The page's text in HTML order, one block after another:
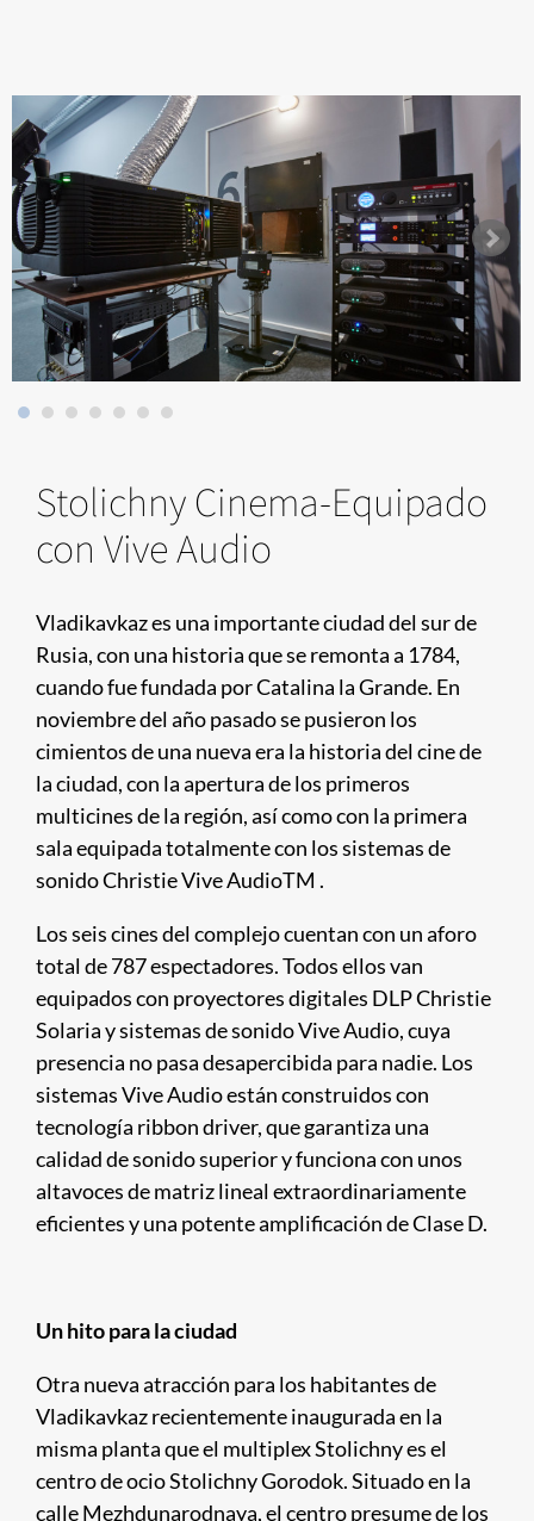
Stolichny Cinema-Equipado
con Vive Audio
​Vladikavkaz es una importante ciudad del sur de
Rusia, con una historia que se remonta a 1784,
cuando fue fundada por Catalina la Grande. En
noviembre del año pasado se pusieron los
cimientos de una nueva era la historia del cine de
la ciudad, con la apertura de los primeros
multicines de la región, así como con la primera
sala equipada totalmente con los sistemas de
sonido Christie Vive AudioTM .
Los seis cines del complejo cuentan con un aforo
total de 787 espectadores. Todos ellos van
equipados con proyectores digitales DLP Christie
Solaria y sistemas de sonido Vive Audio, cuya
presencia no pasa desapercibida para nadie. Los
sistemas Vive Audio están construidos con
tecnología ribbon driver, que garantiza una
calidad de sonido superior y funciona con unos
altavoces de matriz lineal extraordinariamente
eficientes y una potente amplificación de Clase D.
Un hito para la ciudad
Otra nueva atracción para los habitantes de
Vladikavkaz recientemente inaugurada en la
misma planta que el multiplex Stolichny es el
centro de ocio Stolichny Gorodok. Situado en la
calle Mezhdunarodnaya, el centro presume de los